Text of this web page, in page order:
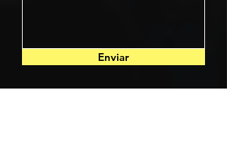
Enviar